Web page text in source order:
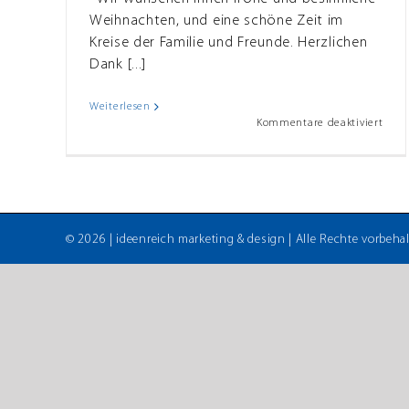
Weihnachten, und eine schöne Zeit im
Kreise der Familie und Freunde. Herzlichen
Dank [...]
Weiterlesen
Kommentare deaktiviertfür
neue
©2026 | ideenreich marketing & design | Alle Rechte